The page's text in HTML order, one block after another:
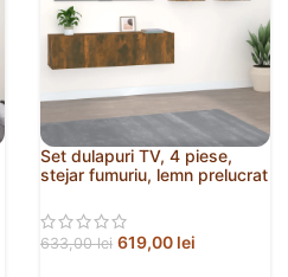
Set dulapuri TV, 4 piese,
stejar fumuriu, lemn prelucrat
633,00lei 619,00 lei